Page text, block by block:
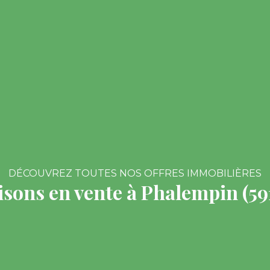
DÉCOUVREZ TOUTES NOS OFFRES IMMOBILIÈRES
en vente à Phalempin